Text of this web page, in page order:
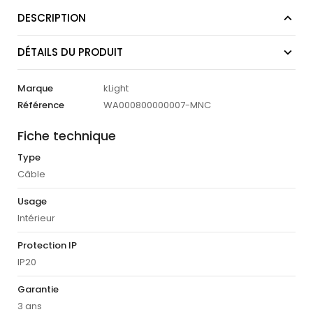
DESCRIPTION
DÉTAILS DU PRODUIT
Marque
kLight
Référence
WA000800000007-MNC
Fiche technique
Type
Câble
Usage
Intérieur
Protection IP
IP20
Garantie
3 ans